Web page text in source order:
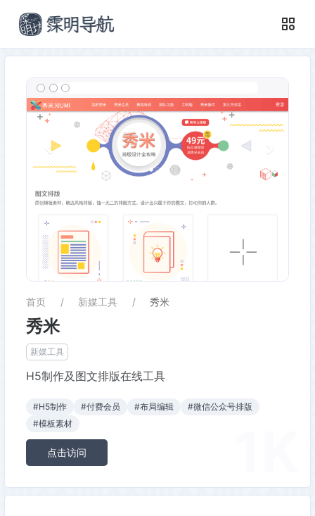
首页 新媒工具 秀米
秀米
新媒工具
H5制作及图文排版在线工具
#H5制作 #付费会员 #布局编辑
#微信公众号排版
#模板素材
点击访问